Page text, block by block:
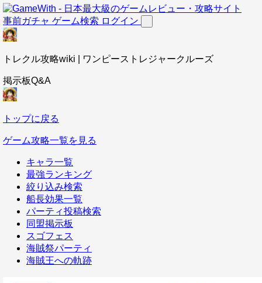
事前ガチャ ゲーム検索 ログイン
トレクル攻略wiki | ワンピーストレジャークルーズ
掲示板Q&A
トップに戻る
ゲーム攻略一覧を見る
キャラ一覧
最強ランキング
絞り込み検索
船長効果一覧
パーティ投稿検索
同盟掲示板
スゴフェス
海賊祭パーティ
海賊王への軌跡